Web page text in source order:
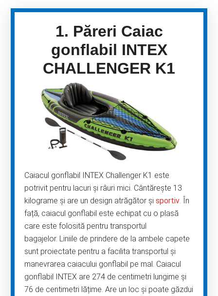
1. Păreri Caiac
gonflabil INTEX
CHALLENGER K1
Caiacul gonflabil INTEX Challenger K1 este
potrivit pentru lacuri și râuri mici. Cântărește 13
kilograme și are un design atrăgător șisportiv. În
față, caiacul gonflabil este echipat cu o plasă
care este folosită pentru transportul
bagajelor. Liniile de prindere de la ambele capete
sunt proiectate pentru a facilita transportul și
manevrarea caiacului gonflabil pe mal. Caiacul
gonflabil INTEX are 274 de centimetri lungime și
76 de centimetri lățime. Are un loc și poate găzdui